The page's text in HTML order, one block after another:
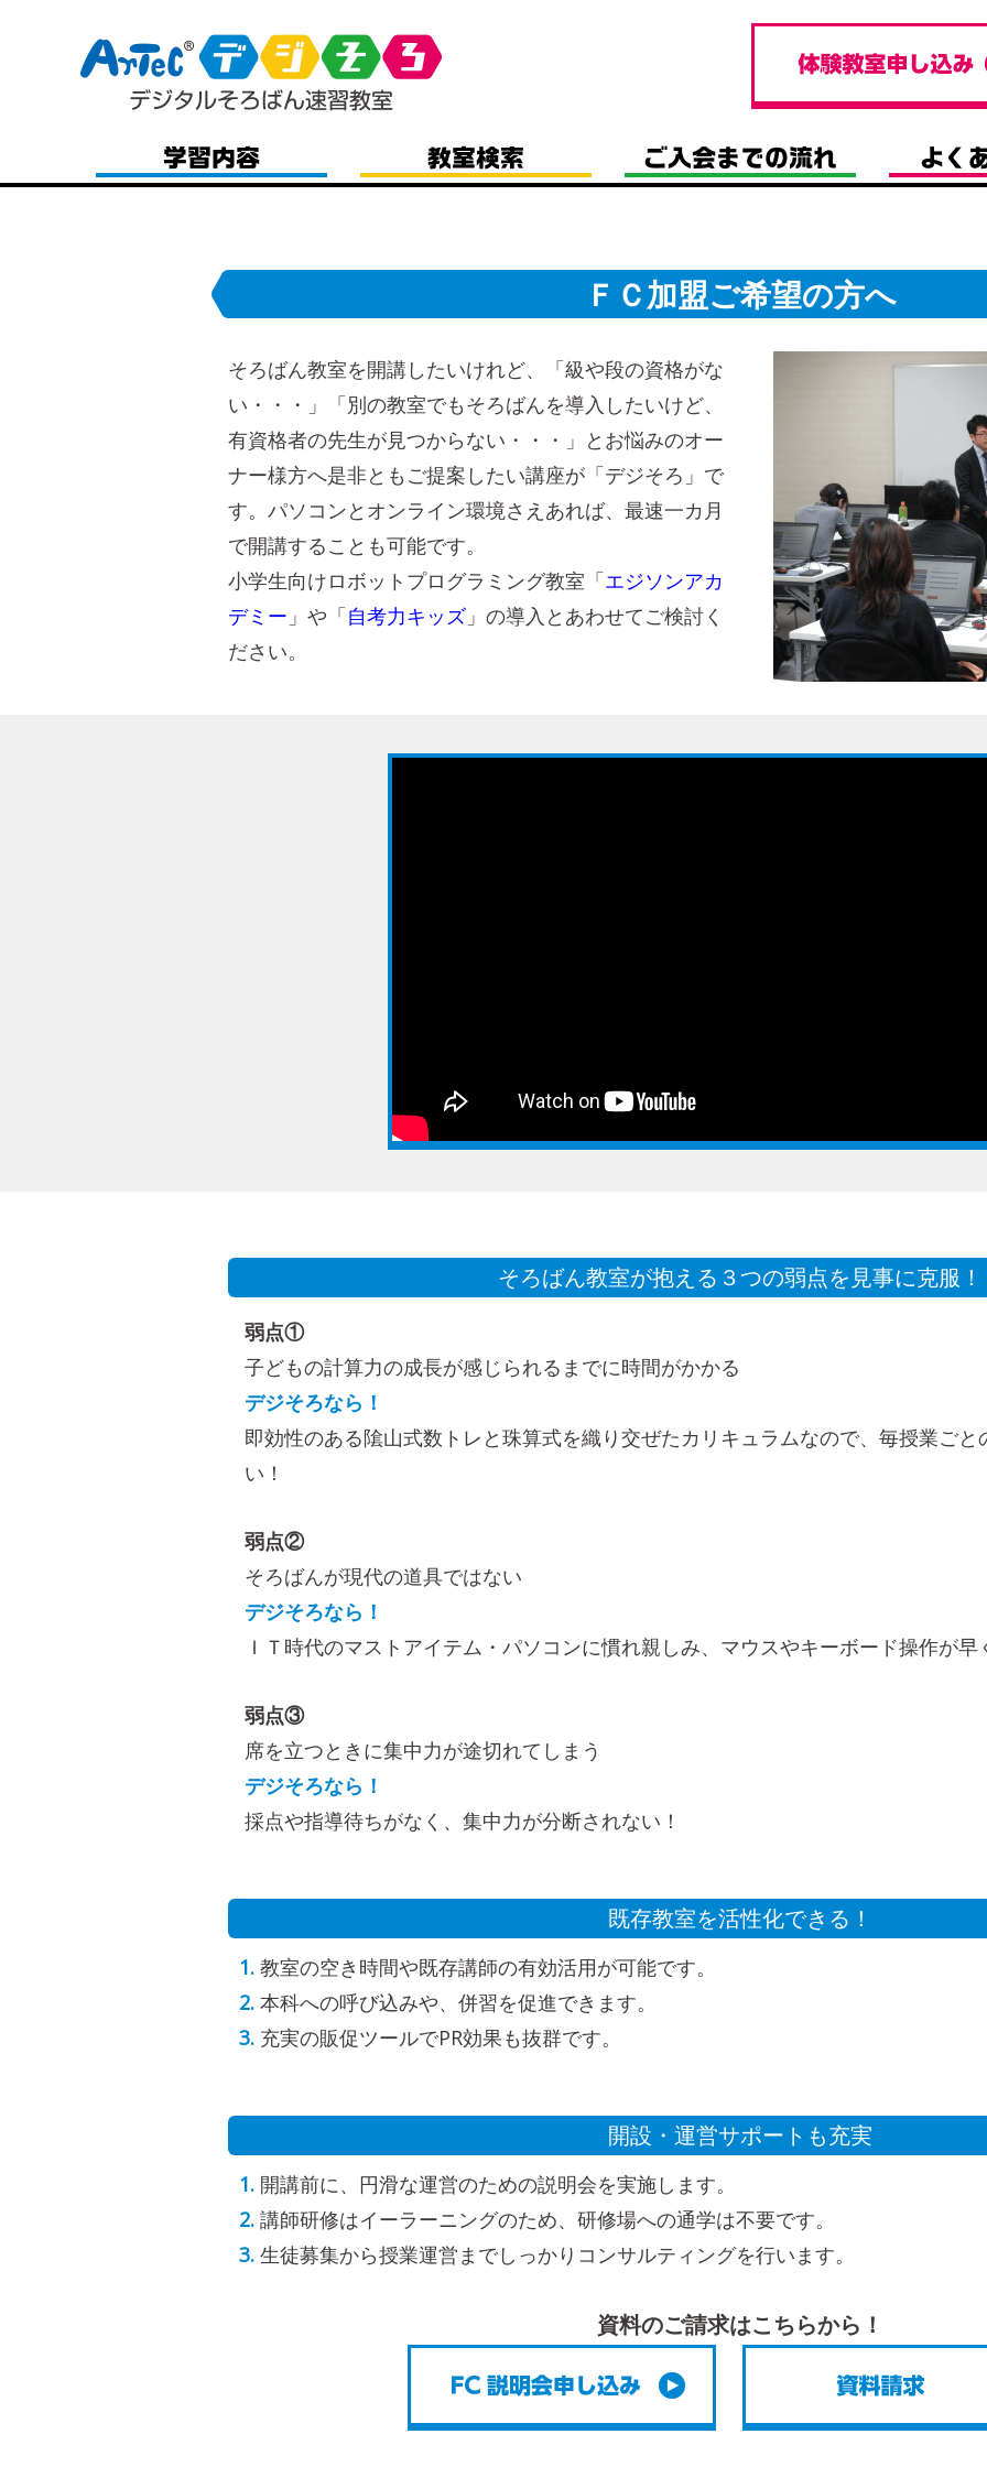
ＦＣ加盟ご希望の方へ
そろばん教室を開講したいけれど、「級や段の資格がな
い・・・」「別の教室でもそろばんを導入したいけど、
有資格者の先生が見つからない・・・」とお悩みのオー
ナー様方へ是非ともご提案したい講座が「デジそろ」で
す。パソコンとオンライン環境さえあれば、最速一カ月
で開講することも可能です。
小学生向けロボットプログラミング教室「エジソンアカ
デミー 」や「自考力キッズ 」の導入とあわせてご検討く
ださい。
そろばん教室が抱える３つの弱点を見事に克服！
弱点①
子どもの計算力の成長が感じられるまでに時間がかかる
デジそろなら！
即効性のある隂山式数トレと珠算式を織り交ぜたカリキュラムなので、毎授業ご
い！
弱点②
そろばんが現代の道具ではない
デジそろなら！
ＩＴ時代のマストアイテム・パソコンに慣れ親しみ、マウスやキーボード操作が早
弱点③
席を立つときに集中力が途切れてしまう
デジそろなら！
採点や指導待ちがなく、集中力が分断されない！
既存教室を活性化できる！
教室の空き時間や既存講師の有効活用が可能です。
本科への呼び込みや、併習を促進できます。
充実の販促ツールでPR効果も抜群です。
開設・運営サポートも充実
開講前に、円滑な運営のための説明会を実施します。
講師研修はイーラーニングのため、研修場への通学は不要です。
生徒募集から授業運営までしっかりコンサルティングを行います。
資料のご請求はこちらから！